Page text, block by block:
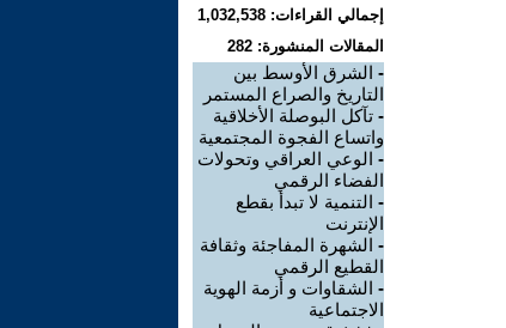
إجمالي القراءات: 1,032,538
المقالات المنشورة: 282
- الشرق الأوسط بين
التاريخ والصراع المستمر
- تآكل البوصلة الأخلاقية
واتساع الفجوة المجتمعية
- الوعي العراقي وتحولات
الفضاء الرقمي
- التنمية لا تبدأ بقطع
الإنترنت
- الشهرة المفاجئة وثقافة
القطيع الرقمي
- الشقاوات و أزمة الهوية
الاجتماعية